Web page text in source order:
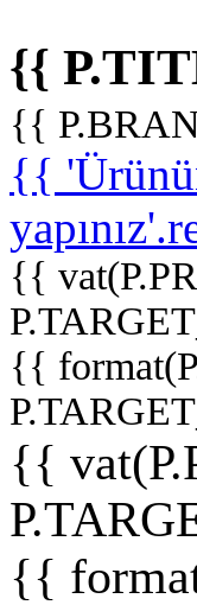
{{
{{
{{
{{
{{
{{
{{